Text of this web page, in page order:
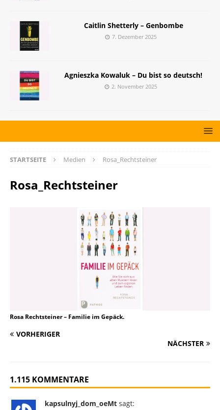
Caitlin Shetterly – Genbombe
7. Dezember 2025
Agnieszka Kowaluk – Du bist so deutsch!
2. November 2025
STARTSEITE Medien Rosa_Rechtsteiner
Rosa_Rechtsteiner
Rosa Rechtsteiner – Familie im Gepäck.
VORHERIGER
NÄCHSTER
1.115 KOMMENTARE
kapsulnyj_dom_oeMt sagt: